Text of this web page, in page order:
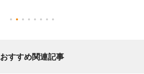
おすすめ関連記事